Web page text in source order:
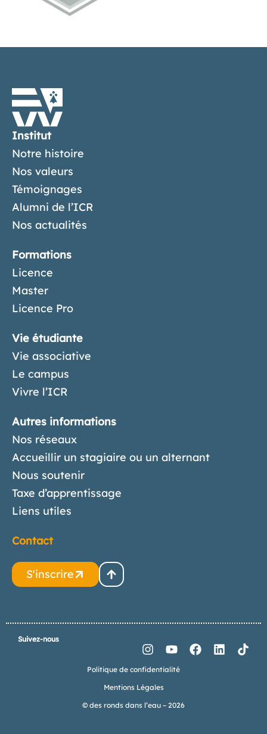
Institut
Notre histoire
Nos valeurs
Témoignages
Alumni de l’ICR
Nos actualités
Formations
Licence
Master
Licence Pro
Vie étudiante
Vie associative
Le campus
Vivre l’ICR
Autres informations
Nos réseaux
Accueillir un stagiaire ou un alternant
Nous soutenir
Taxe d’apprentissage
Liens utiles
Contact
S'inscrire
Politique de confidentialité
Mentions Légales
© des ronds dans l’eau – 2026
Suivez-nous